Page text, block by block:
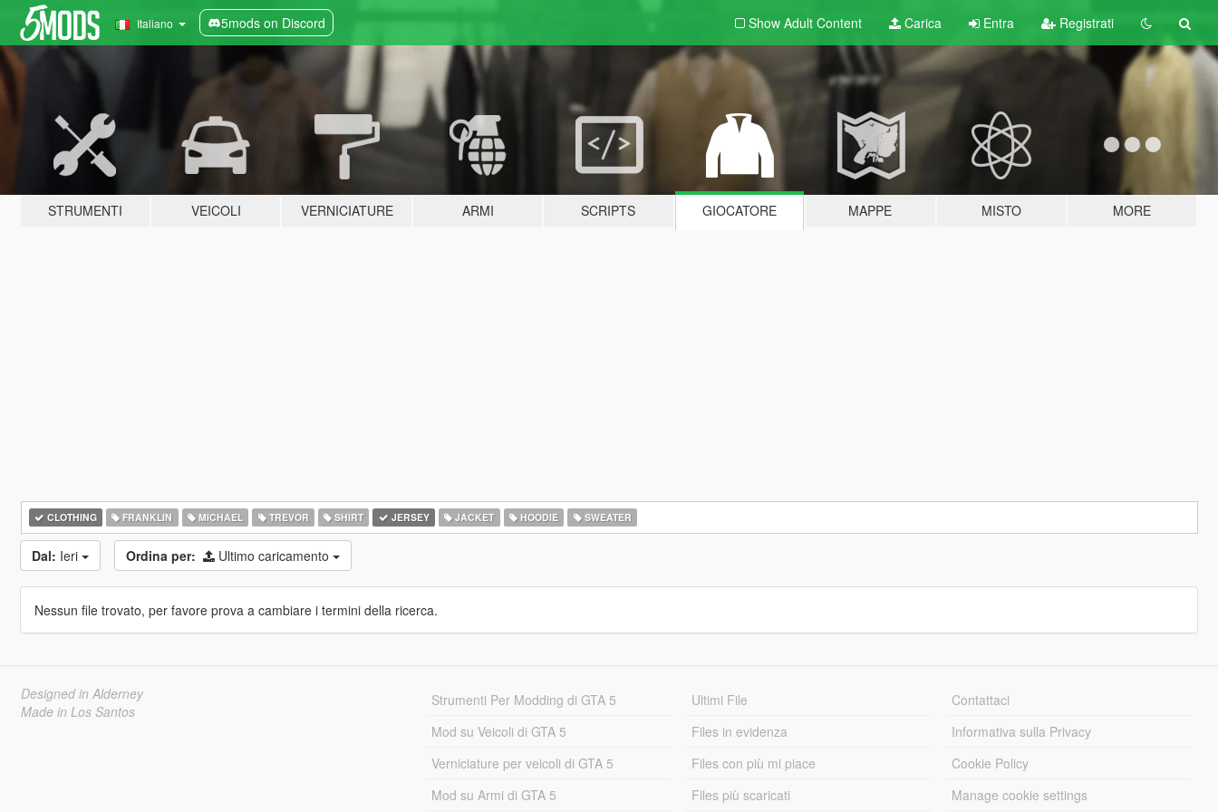
Italiano 5mods on Discord Show Adult Content Carica Entra Registrati
STRUMENTI VEICOLI VERNICIATURE ARMI SCRIPTS GIOCATORE MAPPE MISTO MORE
CLOTHING FRANKLIN MICHAEL TREVOR SHIRT JERSEY JACKET HOODIE SWEATER
Dal: Ieri Ordina per: Ultimo caricamento
Nessun file trovato, per favore prova a cambiare i termini della ricerca.
Designed in Alderney
Made in Los Santos
Strumenti Per Modding di GTA 5
Mod su Veicoli di GTA 5
Verniciature per veicoli di GTA 5
Mod su Armi di GTA 5
Ultimi File
Files in evidenza
Files con più mi piace
Files più scaricati
Contattaci
Informativa sulla Privacy
Cookie Policy
Manage cookie settings